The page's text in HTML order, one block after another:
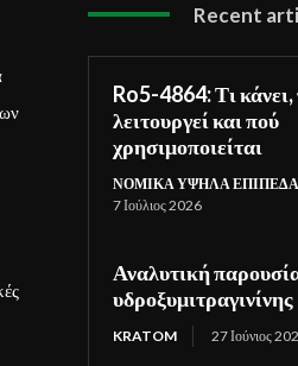
Recent
Ro5-4864: Τι
λειτουργεί και πού
χρησιμοποιείται
ΝΟΜΙΚΆ ΥΨΗΛΆ ΕΠΊΠΕΔΑ
7 Ιούλιος 2026
Αναλυτική
υδροξυμιτραγινίνης
KRATOM 27 Ιούνιος